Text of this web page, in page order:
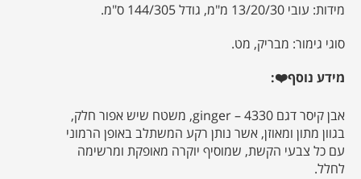
מידות: עובי 13/20/30 מ"מ, גודל 144/305 ס"מ.
סוגי גימור: מבריק, מט.
מידע נוסף❤️:
אבן קיסר דגם 4330 – ginger, משטח שיש אפור חלק,
בגוון מתון ומאוזן, אשר נותן רקע המשתלב באופן הרמוני
עם כל צבעי הקשת, שמוסיף יוקרה מאופקת ומרשימה
לחלל.